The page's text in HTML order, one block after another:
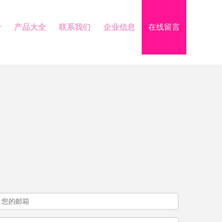
产品大全 联系我们 企业信息 在线留言